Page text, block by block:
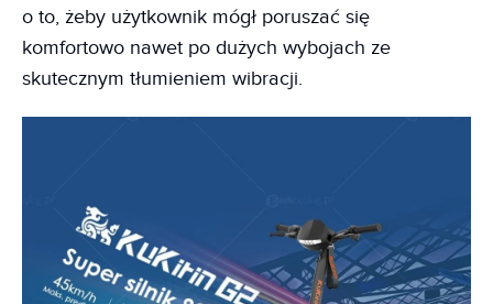
o to, żeby użytkownik mógł poruszać się
komfortowo nawet po dużych wybojach ze
skutecznym tłumieniem wibracji.